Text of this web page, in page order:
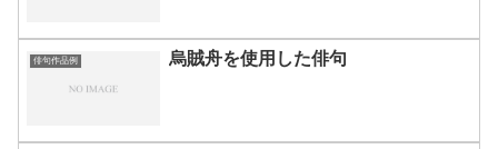
俳句作品例 烏賊舟を使用した俳句